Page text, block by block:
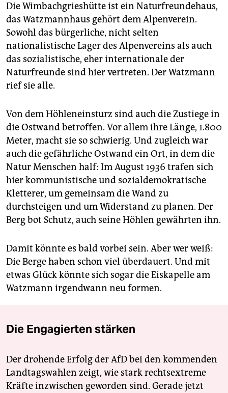
Die Wimbachgrieshütte ist ein Naturfreundehaus,
das Watzmannhaus gehört dem Alpenverein.
Sowohl das bürgerliche, nicht selten
nationalistische Lager des Alpenvereins als auch
das sozialistische, eher internationale der
Naturfreunde sind hier vertreten. Der Watzmann
rief sie alle.
Von dem Höhleneinsturz sind auch die Zustiege in
die Ostwand betroffen. Vor allem ihre Länge, 1.800
Meter, macht sie so schwierig. Und zugleich war
auch die gefährliche Ostwand ein Ort, in dem die
Natur Menschen half: Im August 1936 trafen sich
hier kommunistische und sozialdemokratische
Kletterer, um gemeinsam die Wand zu
durchsteigen und um Widerstand zu planen. Der
Berg bot Schutz, auch seine Höhlen gewährten ihn.
Damit könnte es bald vorbei sein. Aber wer weiß:
Die Berge haben schon viel überdauert. Und mit
etwas Glück könnte sich sogar die Eiskapelle am
Watzmann irgendwann neu formen.
Die Engagierten stärken
Der drohende Erfolg der AfD bei den kommenden
Landtagswahlen zeigt, wie stark rechtsextreme
Kräfte inzwischen geworden sind. Gerade jetzt